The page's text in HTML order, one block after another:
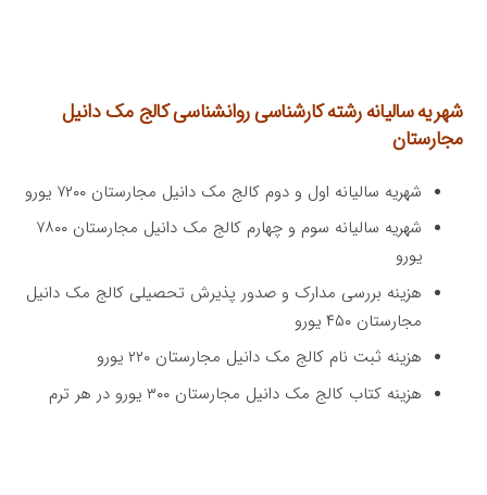
شهریه سالیانه رشته کارشناسی روانشناسی کالج مک دانیل
مجارستان
شهریه سالیانه اول و دوم کالج مک دانیل مجارستان ۷۲۰۰ یورو
شهریه سالیانه سوم و چهارم کالج مک دانیل مجارستان ۷۸۰۰
یورو
هزینه بررسی مدارک و صدور پذیرش تحصیلی کالج مک دانیل
مجارستان ۴۵۰ یورو
هزینه ثبت نام کالج مک دانیل مجارستان ۲۲۰ یورو
هزینه کتاب کالج مک دانیل مجارستان ۳۰۰ یورو در هر ترم